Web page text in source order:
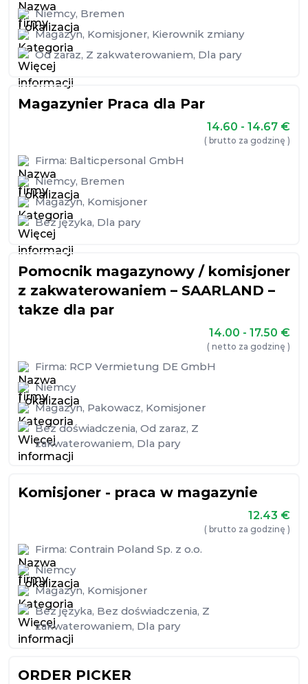
Niemcy, Bremen
Magazyn, Komisjoner, Kierownik zmiany
Od zaraz, Z zakwaterowaniem, Dla pary
Magazynier Praca dla Par
14.60 - 14.67 €
( brutto za godzinę )
Firma: Balticpersonal GmbH
Niemcy, Bremen
Magazyn, Komisjoner
Bez języka, Dla pary
Pomocnik magazynowy / komisjoner
z zakwaterowaniem – SAARLAND –
takze dla par
14.00 - 17.50 €
( netto za godzinę )
Firma: RCP Vermietung DE GmbH
Niemcy
Magazyn, Pakowacz, Komisjoner
Bez doświadczenia, Od zaraz, Z
zakwaterowaniem, Dla pary
Komisjoner - praca w magazynie
12.43 €
( brutto za godzinę )
Firma: Contrain Poland Sp. z o.o.
Niemcy
Magazyn, Komisjoner
Bez języka, Bez doświadczenia, Z
zakwaterowaniem, Dla pary
ORDER PICKER